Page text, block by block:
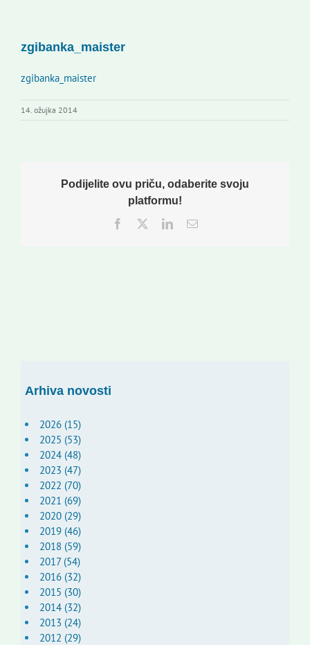
Korisne informacije
zgibanka_maister
zgibanka_maister
14. ožujka 2014
Podijelite ovu priču, odaberite svoju
platformu!
Facebook
TwitterLinkedInEmail:
Arhiva novosti
2026 (15)
2025 (53)
2024 (48)
2023 (47)
2022 (70)
2021 (69)
2020 (29)
2019 (46)
2018 (59)
2017 (54)
2016 (32)
2015 (30)
2014 (32)
2013 (24)
2012 (29)